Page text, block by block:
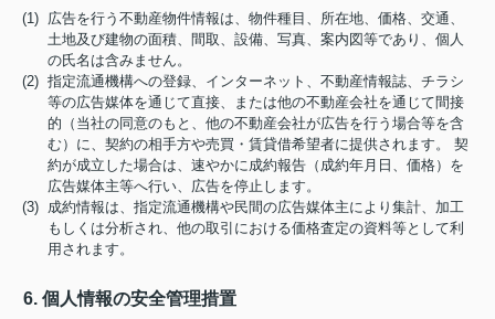
(1) 広告を行う不動産物件情報は、物件種目、所在地、価格、交通、
土地及び建物の面積、間取、設備、写真、案内図等であり、個人
の氏名は含みません。
(2) 指定流通機構への登録、インターネット、不動産情報誌、チラシ
等の広告媒体を通じて直接、または他の不動産会社を通じて間接
的（当社の同意のもと、他の不動産会社が広告を行う場合等を含
む）に、契約の相手方や売買・賃貸借希望者に提供されます。 契
約が成立した場合は、速やかに成約報告（成約年月日、価格）を
広告媒体主等へ行い、広告を停止します。
(3) 成約情報は、指定流通機構や民間の広告媒体主により集計、加工
もしくは分析され、他の取引における価格査定の資料等として利
用されます。
6. 個人情報の安全管理措置